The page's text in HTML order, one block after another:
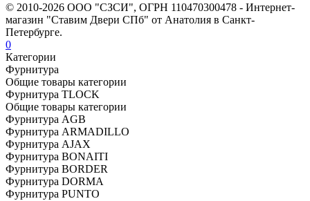
© 2010-2026 ООО "СЗСИ", ОГРН 110470300478 - Интернет-
магазин "Ставим Двери СПб" от Анатолия в Санкт-
Петербурге.
0
Категории
Фурнитура
Общие товары категории
Фурнитура TLOCK
Общие товары категории
Фурнитура AGB
Фурнитура ARMADILLO
Фурнитура AJAX
Фурнитура BONAITI
Фурнитура BORDER
Фурнитура DORMA
Фурнитура PUNTO